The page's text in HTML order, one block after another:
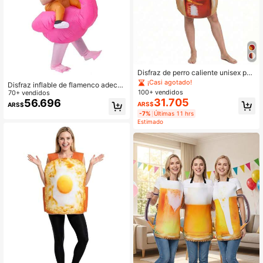
Disfraz inflable de flamenco adecu
ado para una altura de 1,5-2m, actu
ación de fiesta, accesorios de baile
creativos, ropa inflable divertida par
70+ vendidos
ARS$56.696
Disfraz de perro caliente unisex par
a adultos, adecuado para carnaval,
Halloween, Navidad, hecho de mat
erial esponjoso, atuendo de cosplay
divertido
¡Casi agotado!
100+ vendidos
ARS$31.705
-7% Últimas 11 hrs
Estimado